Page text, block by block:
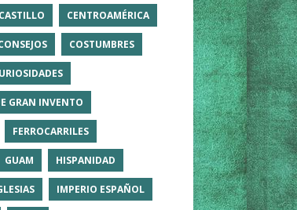
CASTILLO CENTROAMÉRICA
COSTUMBRES
GRAN INVENTO
FERROCARRILES
GUAM HISPANIDAD
IMPERIO ESPAÑOL